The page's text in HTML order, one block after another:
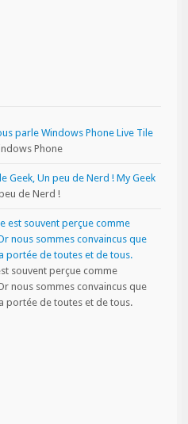
Live Tile
Phone
My Geek
de Nerd !
souvent perçue comme
nous sommes convaincus que
portée de toutes et de tous.